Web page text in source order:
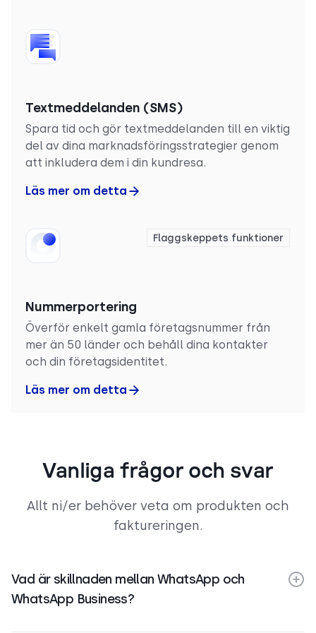
Textmeddelanden (SMS)
Spara tid och gör textmeddelanden till en viktig
del av dina marknadsföringsstrategier genom
att inkludera dem i din kundresa.
Läs mer om detta
Flaggskeppets funktioner
Nummerportering
Överför enkelt gamla företagsnummer från
mer än 50 länder och behåll dina kontakter
och din företagsidentitet.
Läs mer om detta
Vanliga frågor och svar
Allt ni/er behöver veta om produkten och
faktureringen.
Vad är skillnaden mellan WhatsApp och
WhatsApp Business?